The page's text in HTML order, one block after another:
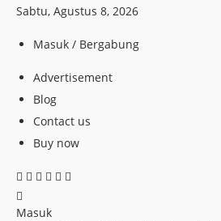
Sabtu, Agustus 8, 2026
Masuk / Bergabung
Advertisement
Blog
Contact us
Buy now
Masuk